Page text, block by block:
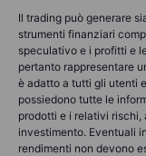
Il trading può generare
strumenti finanziari
speculativo e i profitti e
pertanto rappresentare
è adatto a tutti gli utenti
possiedono tutte le
prodotti e i relativi rischi,
investimento. Eventuali
rendimenti non devono